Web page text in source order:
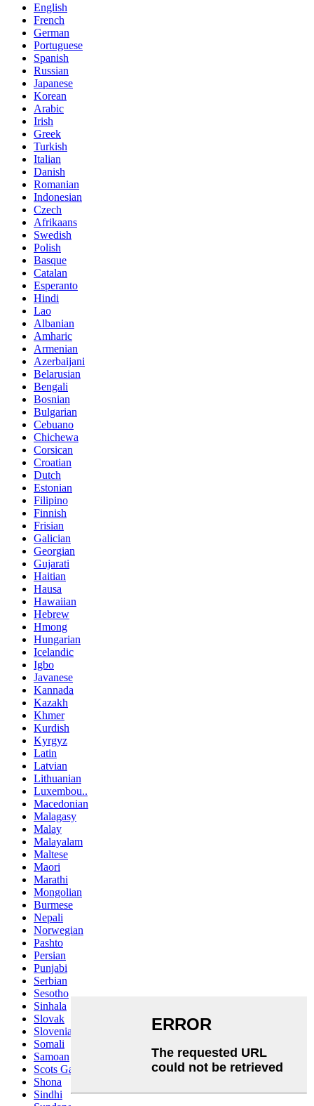
English
French
German
Portuguese
Spanish
Russian
Japanese
Korean
Arabic
Irish
Greek
Turkish
Italian
Danish
Romanian
Indonesian
Czech
Afrikaans
Swedish
Polish
Basque
Catalan
Esperanto
Hindi
Lao
Albanian
Amharic
Armenian
Azerbaijani
Belarusian
Bengali
Bosnian
Bulgarian
Cebuano
Chichewa
Corsican
Croatian
Dutch
Estonian
Filipino
Finnish
Frisian
Galician
Georgian
Gujarati
Haitian
Hausa
Hawaiian
Hebrew
Hmong
Hungarian
Icelandic
Igbo
Javanese
Kannada
Kazakh
Khmer
Kurdish
Kyrgyz
Latin
Latvian
Lithuanian
Luxembou..
Macedonian
Malagasy
Malay
Malayalam
Maltese
Maori
Marathi
Mongolian
Burmese
Nepali
Norwegian
Pashto
Persian
Punjabi
Serbian
Sesotho
Sinhala
Slovak
Slovenian
Somali
Samoan
Scots Gaelic
Shona
Sindhi